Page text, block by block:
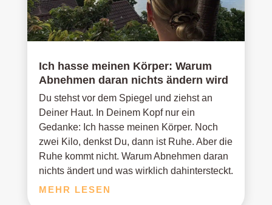
Ich hasse meinen Körper: Warum
Abnehmen daran nichts ändern wird
Du stehst vor dem Spiegel und ziehst an
Deiner Haut. In Deinem Kopf nur ein
Gedanke: Ich hasse meinen Körper. Noch
zwei Kilo, denkst Du, dann ist Ruhe. Aber die
Ruhe kommt nicht. Warum Abnehmen daran
nichts ändert und was wirklich dahintersteckt.
MEHR LESEN